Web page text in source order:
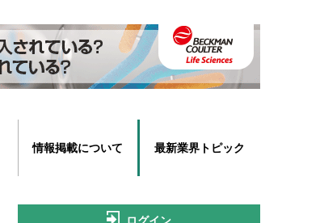
情報掲載について 最新業界トピック
ログイン